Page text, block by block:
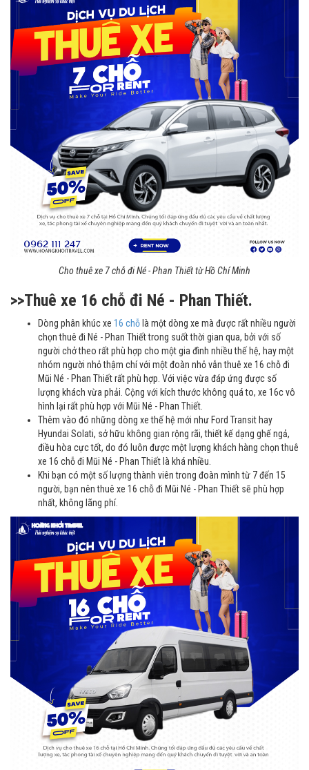
Cho thuê xe 7 chỗ đi Né - Phan Thiết từ Hồ Chí Minh
>>Thuê xe 16 chỗ đi Né - Phan Thiết.
Dòng phân khúc xe 16 chỗlà một dòng xe mà được rất nhiều người
chọn thuê đi Né - Phan Thiết trong suốt thời gian qua, bởi với số
người chở theo rất phù hợp cho một gia đình nhiều thế hệ, hay một
nhóm người nhỏ thậm chí với một đoàn nhỏ vẫn thuê xe 16 chỗ đi
Mũi Né - Phan Thiết rất phù hợp. Với việc vừa đáp ứng được số
lượng khách vừa phải. Cộng với kích thước không quá to, xe 16c vô
hình lại rất phù hợp với Mũi Né - Phan Thiết.
Thêm vào đó những dòng xe thế hệ mới như Ford Transit hay
Hyundai Solati, sở hữu không gian rộng rãi, thiết kế dạng ghế ngả,
điều hòa cực tốt, do đó luôn được một lượng khách hàng chọn thuê
xe 16 chỗ đi Mũi Né - Phan Thiết là khá nhiều.
Khi bạn có một số lượng thành viên trong đoàn mình từ 7 đến 15
người, bạn nên thuê xe 16 chỗ đi Mũi Né - Phan Thiết sẽ phù hợp
nhất, không lãng phí.